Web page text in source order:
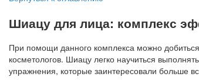
Шиацу для лица: комплекс
При помощи данного комплекса можно добиться
косметологов. Шиацу легко научиться
упражнения, которые заинтересовали больше